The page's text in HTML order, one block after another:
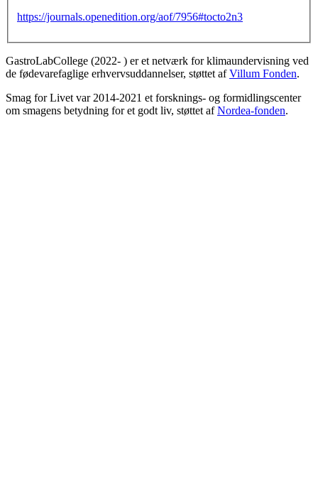
https://journals.openedition.org/aof/7956#tocto2n3
GastroLabCollege (2022- ) er et netværk for klimaundervisning ved
de fødevarefaglige erhvervsuddannelser, støttet afVillum Fonden.
Smag for Livet var 2014-2021 et forsknings- og formidlingscenter
om smagens betydning for et godt liv, støttet afNordea-fonden.